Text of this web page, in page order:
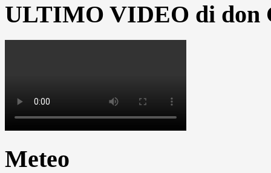
ULTIMO VIDEO di don
Meteo